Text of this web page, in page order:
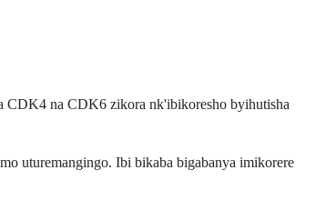
CDK4 na CDK6 zikora nk'ibikoresho byihutisha
uturemangingo. Ibi bikaba bigabanya imikorere